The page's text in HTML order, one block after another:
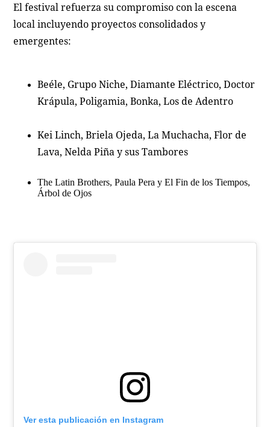
El festival refuerza su compromiso con la escena
local incluyendo proyectos consolidados y
emergentes:
Beéle, Grupo Niche, Diamante Eléctrico, Doctor
Krápula, Poligamia, Bonka, Los de Adentro
Kei Linch, Briela Ojeda, La Muchacha, Flor de
Lava, Nelda Piña y sus Tambores
The Latin Brothers, Paula Pera y El Fin de los Tiempos,
Árbol de Ojos
Ver esta publicación en Instagram